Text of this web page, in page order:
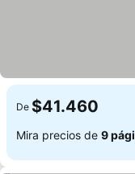
De $41.460
Mira precios de 9